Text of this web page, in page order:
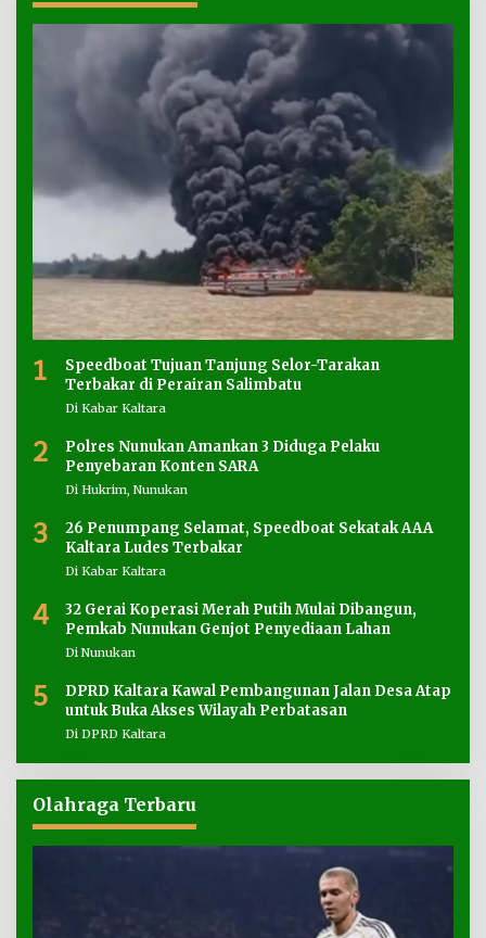
1
Speedboat Tujuan Tanjung Selor-Tarakan
Terbakar di Perairan Salimbatu
Di Kabar Kaltara
2
Polres Nunukan Amankan 3 Diduga Pelaku
Penyebaran Konten SARA
Di Hukrim, Nunukan
3
26 Penumpang Selamat, Speedboat Sekatak AAA
Kaltara Ludes Terbakar
Di Kabar Kaltara
4
32 Gerai Koperasi Merah Putih Mulai Dibangun,
Pemkab Nunukan Genjot Penyediaan Lahan
Di Nunukan
5
DPRD Kaltara Kawal Pembangunan Jalan Desa Atap
untuk Buka Akses Wilayah Perbatasan
Di DPRD Kaltara
Olahraga Terbaru